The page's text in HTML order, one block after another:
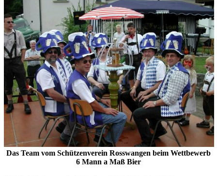
Das Team vom Schützenverein Rosswangen beim Wettbewerb
6 Mann a Maß Bier